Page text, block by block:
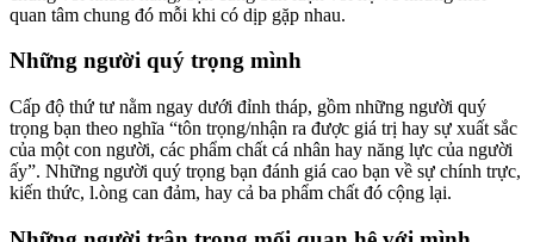
quan tâm chung đó mỗi khi có dịp gặp nhau.
Những người quý trọng mình
Cấp độ thứ tư nằm ngay dưới đỉnh tháp, gồm những người quý
trọng bạn theo nghĩa “tôn trọng/nhận ra được giá trị hay sự xuất sắc
của một con người, các phẩm chất cá nhân hay năng lực của người
ấy”. Những người quý trọng bạn đánh giá cao bạn về sự chính trực,
kiến thức, l.òng can đảm, hay cả ba phẩm chất đó cộng lại.